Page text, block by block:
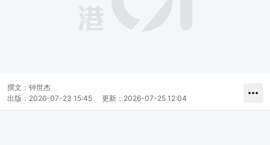
撰文： 钟世杰
出版： 2026-07-23 15:45 更新： 2026-07-25 12:04